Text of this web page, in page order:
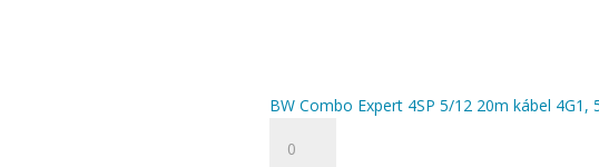
BW Combo Expert 4SP 5/12 20m kábel 4G1,
BW